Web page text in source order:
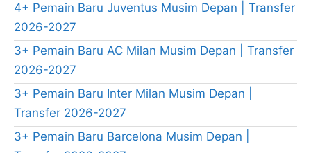
4+ Pemain Baru Juventus Musim Depan | Transfer
2026-2027
3+ Pemain Baru AC Milan Musim Depan | Transfer
2026-2027
3+ Pemain Baru Inter Milan Musim Depan |
Transfer 2026-2027
3+ Pemain Baru Barcelona Musim Depan |